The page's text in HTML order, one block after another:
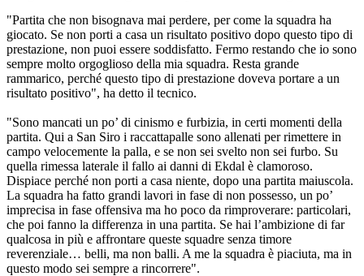
"Partita che non bisognava mai perdere, per come la squadra ha
giocato. Se non porti a casa un risultato positivo dopo questo tipo di
prestazione, non puoi essere soddisfatto. Fermo restando che io sono
sempre molto orgoglioso della mia squadra. Resta grande
rammarico, perché questo tipo di prestazione doveva portare a un
risultato positivo", ha detto il tecnico.
"Sono mancati un po’ di cinismo e furbizia, in certi momenti della
partita. Qui a San Siro i raccattapalle sono allenati per rimettere in
campo velocemente la palla, e se non sei svelto non sei furbo. Su
quella rimessa laterale il fallo ai danni di Ekdal è clamoroso.
Dispiace perché non porti a casa niente, dopo una partita maiuscola.
La squadra ha fatto grandi lavori in fase di non possesso, un po’
imprecisa in fase offensiva ma ho poco da rimproverare: particolari,
che poi fanno la differenza in una partita. Se hai l’ambizione di far
qualcosa in più e affrontare queste squadre senza timore
reverenziale… belli, ma non balli. A me la squadra è piaciuta, ma in
questo modo sei sempre a rincorrere".